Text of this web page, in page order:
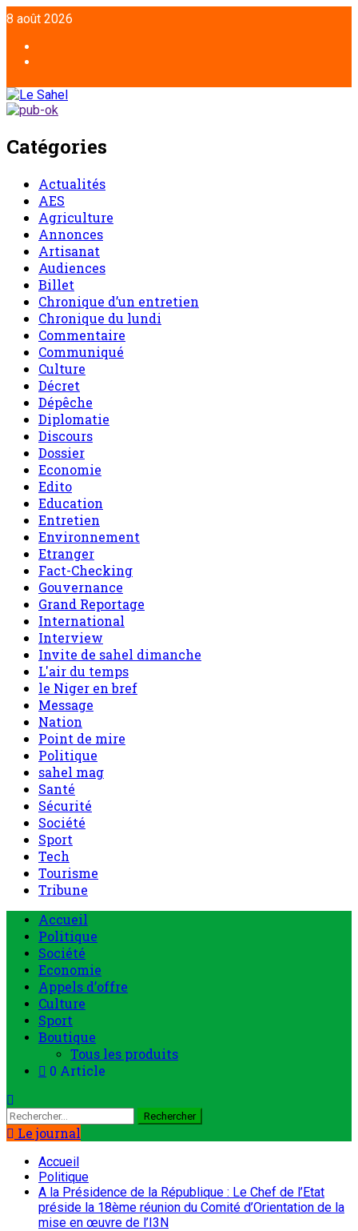
8 août 2026
Catégories
Actualités
AES
Agriculture
Annonces
Artisanat
Audiences
Billet
Chronique d’un entretien
Chronique du lundi
Commentaire
Communiqué
Culture
Décret
Dépêche
Diplomatie
Discours
Dossier
Economie
Edito
Education
Entretien
Environnement
Etranger
Fact-Checking
Gouvernance
Grand Reportage
International
Interview
Invite de sahel dimanche
L'air du temps
le Niger en bref
Message
Nation
Point de mire
Politique
sahel mag
Santé
Sécurité
Société
Sport
Tech
Tourisme
Tribune
Accueil
Politique
Société
Economie
Appels d’offre
Culture
Sport
Boutique
Tous les produits
0 Article
Le journal
Accueil
Politique
A la Présidence de la République : Le Chef de l’Etat
préside la 18ème réunion du Comité d’Orientation de la
mise en œuvre de l’I3N